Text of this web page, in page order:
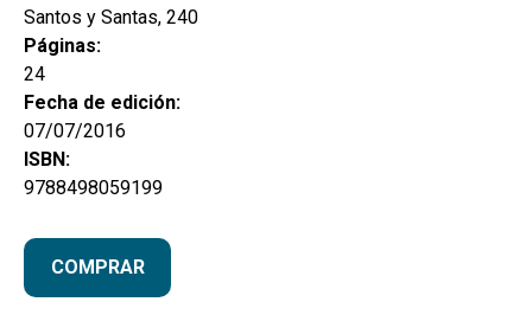
Santos y Santas, 240
Páginas:
24
Fecha de edición:
07/07/2016
ISBN:
9788498059199
COMPRAR